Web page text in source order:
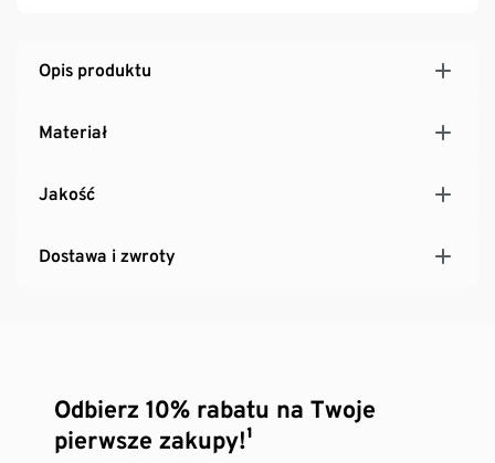
Opis produktu
Materiał
Jakość
Dostawa i zwroty
Odbierz 10% rabatu na Twoje
pierwsze zakupy!¹